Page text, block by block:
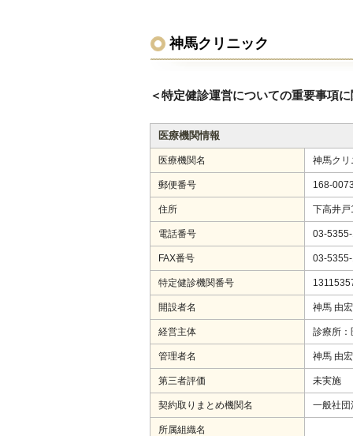
神馬クリニック
＜特定健診運営についての重要事項
医療機関情報
医療機関名 神馬クリ
郵便番号 168-
住所 下高井
電話番号 03-
FAX番号 03-
特定健診機関番号
開設者名 神馬 由宏
経営主体 診療所：
管理者名 神馬 由宏
第三者評価 未実施
契約取りまとめ機関名 一般社団
所属組織名